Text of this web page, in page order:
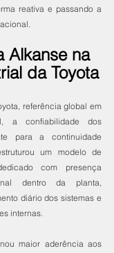
reativa e passando a
Alkanse na
da Toyota
referência global em
a confiabilidade dos
para a continuidade
um modelo de
com presença
dentro da planta,
diário dos sistemas e
internas.
maior aderência aos